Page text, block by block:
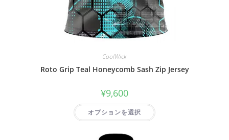
CoolWick
Roto Grip Teal Honeycomb Sash Zip Jersey
¥9,600
オプションを選択